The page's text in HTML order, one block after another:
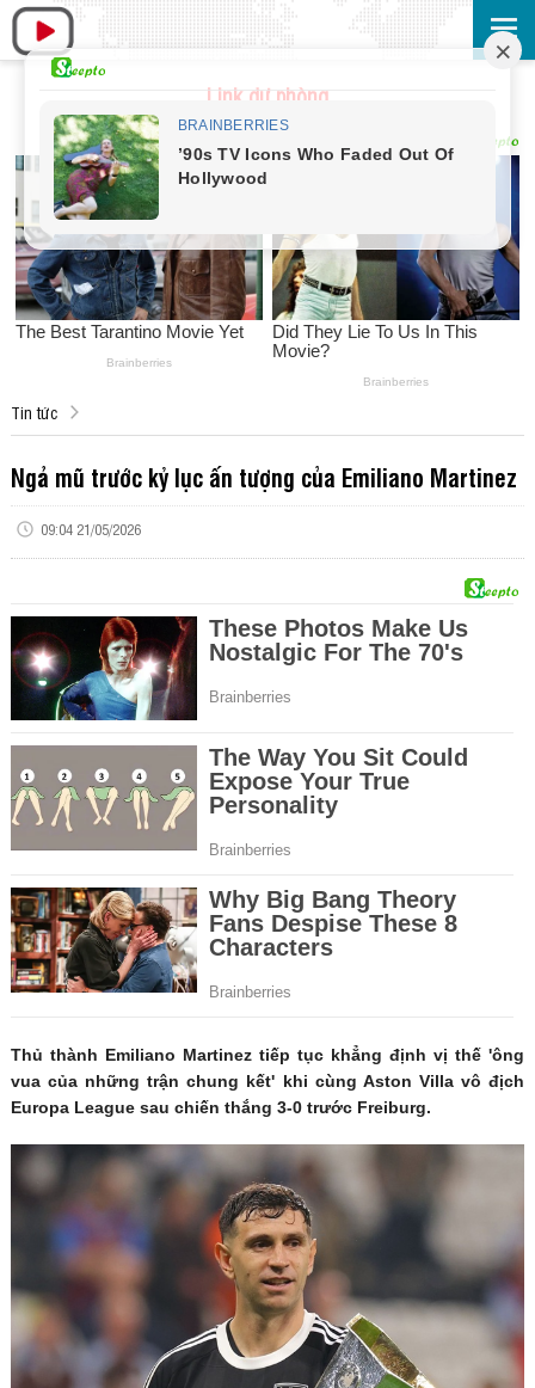
Link dự phòng
Tin tức
Ngả mũ trước kỷ lục ấn tượng của Emiliano Martinez
09:04 21/05/2026
Thủ thành Emiliano Martinez tiếp tục khẳng định vị thế 'ông
vua của những trận chung kết' khi cùng Aston Villa vô địch
Europa League sau chiến thắng 3-0 trước Freiburg.